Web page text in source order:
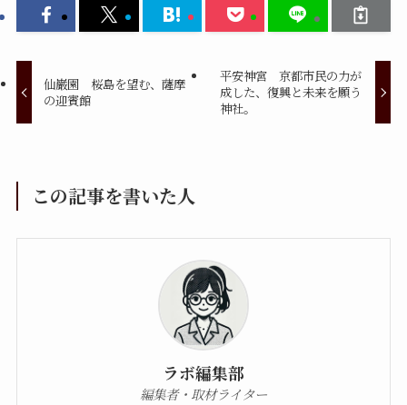
仙巌園 桜島を望む、薩摩
の迎賓館
平安神宮 京都市民の力が
成した、復興と未来を願う
神社。
この記事を書いた人
ラボ編集部
編集者・取材ライター